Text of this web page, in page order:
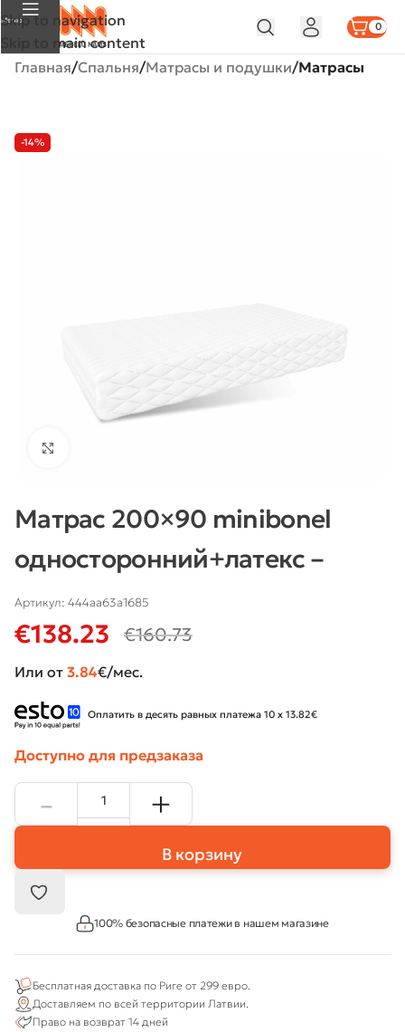
Skip to navigation
Skip to main content
Меню 0
Главная Спальня Матрасы и подушки Матрасы
-14%
Матрас 200×90 minibonel
односторонний+латекс –
Артикул: 444aa63a1685
€138.23 €160.73
Или от 3.84€/мес.
Оплатить в десять равных платежа 10 x 13.82€
Доступно для предзаказа
В корзину
100% безопасные платежи в нашем магазине
Бесплатная доставка по Риге от 299 евро.
Доставляем по всей территории Латвии.
Право на возврат 14 дней